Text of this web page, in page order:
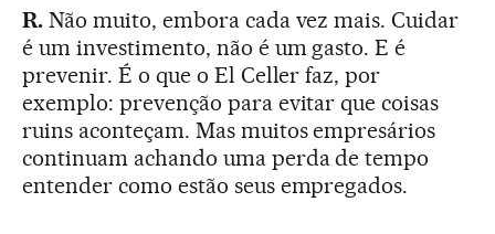
R. Não muito, embora cada vez mais. Cuidar
é um investimento, não é um gasto. E é
prevenir. É o que o El Celler faz, por
exemplo: prevenção para evitar que coisas
ruins aconteçam. Mas muitos empresários
continuam achando uma perda de tempo
entender como estão seus empregados.